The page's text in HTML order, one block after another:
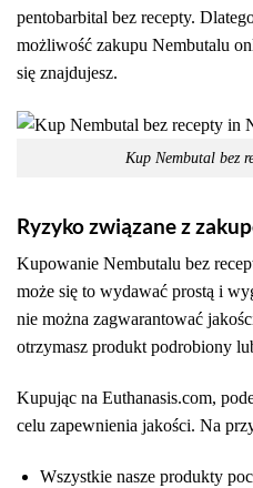
pentobarbital bez recepty.
możliwość zakupu Nembutalu
się znajdujesz.
Kup Nembutal bez
Ryzyko związane z
Kupowanie Nembutalu bez
może się to wydawać prostą i
nie można zagwarantować
otrzymasz produkt podrobiony
Kupując na Euthanasis.com,
celu zapewnienia jakości. Na
Wszystkie nasze produkty